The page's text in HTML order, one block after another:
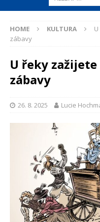
HOME KULTURA
zábavy
U řeky
zábavy
26. 8. 2025 Lucie